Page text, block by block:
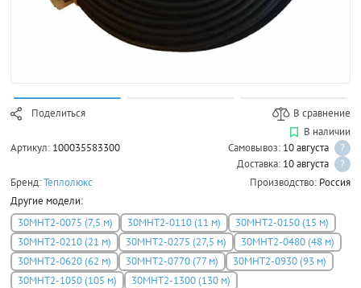
Поделиться В сравнение
Артикул: 100035583300
В наличии
Самовывоз: 10 августа
?
Доставка: 10 августа
?
Бренд:Теплолюкс Производство: Россия
Другие модели:
30МНТ2-0075 (7,5 м)
30МНТ2-0110 (11 м)
30МНТ2-0150 (15 м)
30МНТ2-0210 (21 м)
30МНТ2-0275 (27,5 м)
30МНТ2-0480 (48 м)
30МНТ2-0620 (62 м)
30МНТ2-0770 (77 м)
30МНТ2-0930 (93 м)
30МНТ2-1050 (105 м)
30МНТ2-1300 (130 м)